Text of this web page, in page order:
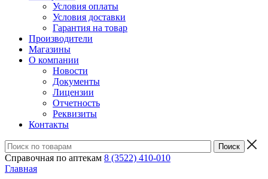
Условия оплаты
Условия доставки
Гарантия на товар
Производители
Магазины
О компании
Новости
Документы
Лицензии
Отчетность
Реквизиты
Контакты
Справочная по аптекам 8 (3522) 410-010
Главная